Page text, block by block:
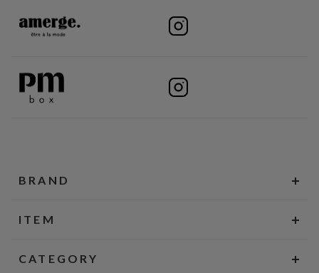
BRAND
ITEM
CATEGORY